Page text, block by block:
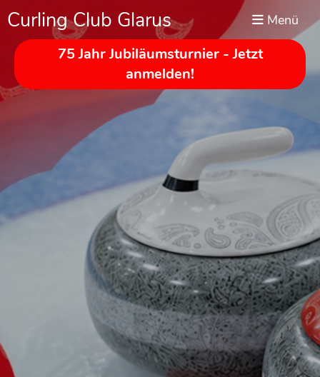
Curling Club Glarus Menü
75 Jahr Jubiläumsturnier - Jetzt
anmelden!